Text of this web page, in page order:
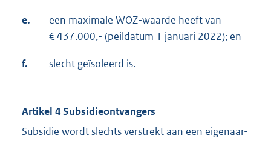
e.
een maximale WOZ-waarde heeft van
€ 437.000,- (peildatum 1 januari 2022); en
f. slecht geïsoleerd is.
Artikel 4 Subsidieontvangers
Subsidie wordt slechts verstrekt aan een eigenaar-